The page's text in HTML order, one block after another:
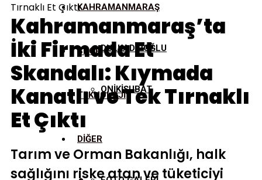
KAHRAMANMARAŞ
DULKADİROĞLU
ONİKİŞUBAT
SPOR
TEKNOLOJİ
DİĞER
Tırnaklı Et Çıktı
Kahramanmaraş’ta
İki Firmada Et
Skandalı: Kıymada
Kanatlı ve Tek Tırnaklı
Et Çıktı
Tarım ve Orman Bakanlığı, halk
sağlığını riske atan ve tüketiciyi